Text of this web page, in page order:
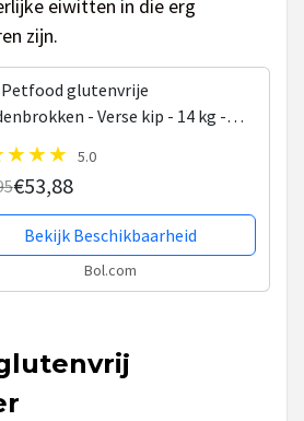
eiwitten in die erg
zijn.
Petfood glutenvrije
- Verse kip - 14 kg -
vers vlees, groenten, fruit &
5.0
€53,88
Bekijk Beschikbaarheid
Bol.com